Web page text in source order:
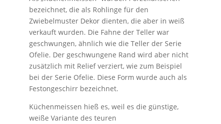
bezeichnet, die als Rohlinge für den
Zwiebelmuster Dekor dienten, die aber in weiß
verkauft wurden. Die Fahne der Teller war
geschwungen, ähnlich wie die Teller der Serie
Ofelie. Der geschwungene Rand wird aber nicht
zusätzlich mit Relief verziert, wie zum Beispiel
bei der Serie Ofelie. Diese Form wurde auch als
Festongeschirr bezeichnet.
Küchenmeissen hieß es, weil es die günstige,
weiße Variante des teuren